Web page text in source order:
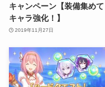
キャンペーン【装備集めて
キャラ強化！】
2019年11月27日